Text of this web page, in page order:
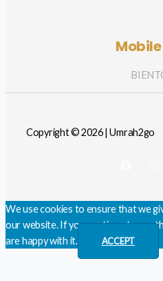
Copyright © 2026 | Umrah2go
We use cookies to ensure that we
our website. If you continue to use
are happy with it.
ACCEPT